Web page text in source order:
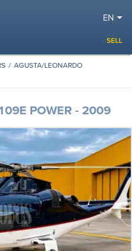
EN
SELL
AGUSTA/LEONARDO
POWER - 2009